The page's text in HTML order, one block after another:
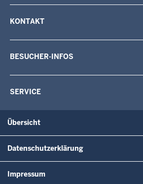
KONTAKT
BESUCHER-INFOS
SERVICE
Übersicht
Datenschutzerklärung
Impressum